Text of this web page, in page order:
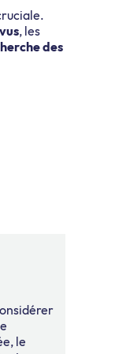
, les
des
le